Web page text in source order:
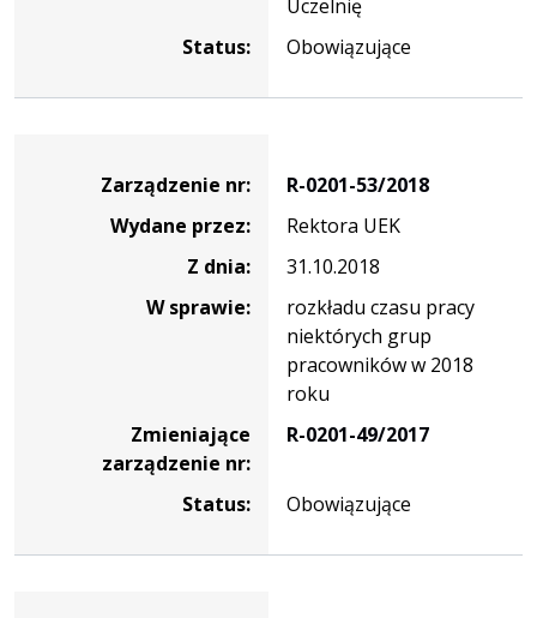
Uczelnię
Status:
Obowiązujące
Zarządzenie nr:
R-0201-53/2018
Wydane przez:
Rektora UEK
Z dnia:
31.10.2018
W sprawie:
rozkładu czasu pracy
niektórych grup
pracowników w 2018
roku
Zmieniające
zarządzenie nr:
R-0201-49/2017
Status: Obowiązujące